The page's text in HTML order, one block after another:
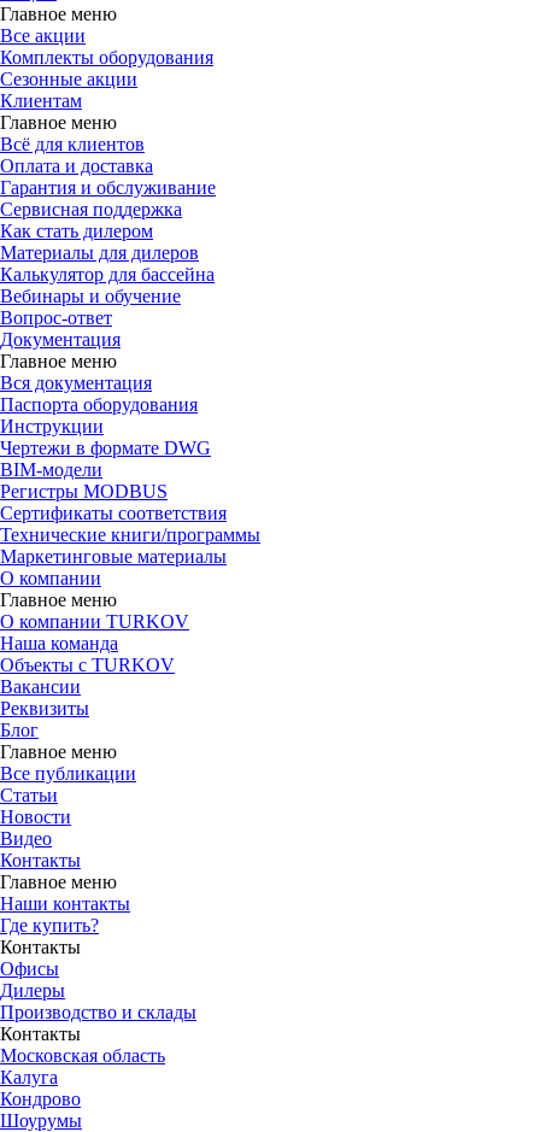
Главное меню
Все акции
Комплекты оборудования
Сезонные акции
Клиентам
Главное меню
Всё для клиентов
Оплата и доставка
Гарантия и обслуживание
Сервисная поддержка
Как стать дилером
Материалы для дилеров
Калькулятор для бассейна
Вебинары и обучение
Вопрос-ответ
Документация
Главное меню
Вся документация
Паспорта оборудования
Инструкции
Чертежи в формате DWG
BIM-модели
Регистры MODBUS
Сертификаты соответствия
Технические книги/программы
Маркетинговые материалы
О компании
Главное меню
О компании TURKOV
Наша команда
Объекты с TURKOV
Вакансии
Реквизиты
Блог
Главное меню
Все публикации
Статьи
Новости
Видео
Контакты
Главное меню
Наши контакты
Где купить?
Контакты
Офисы
Дилеры
Производство и склады
Контакты
Московская область
Калуга
Кондрово
Шоурумы